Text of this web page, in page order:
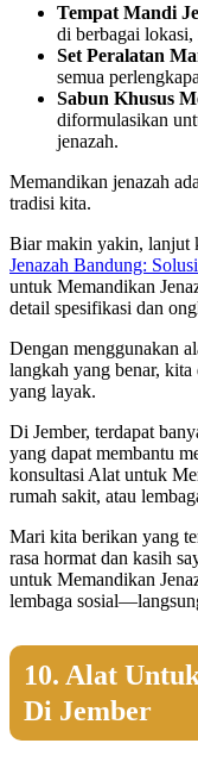
Tempat Mandi
di berbagai
Set Peralatan
semua
Sabun Khusus
diformulasikan
jenazah.
Memandikan jenazah
tradisi kita.
Biar makin yakin, lanjut
Jenazah Bandung:
untuk Memandikan
detail spesifikasi dan
Dengan menggunakan
langkah yang benar,
yang layak.
Di Jember, terdapat
yang dapat membantu
konsultasi Alat untuk
rumah sakit, atau
Mari kita berikan yang
rasa hormat dan kasih
untuk Memandikan
lembaga
10. Alat
Di Jember